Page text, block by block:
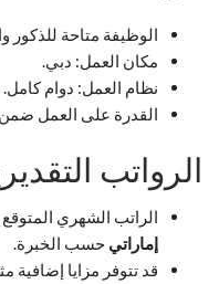
الوظيفة متاحة للذكور
مكان العمل: دبي.
نظام العمل: دوام كامل.
القدرة على العمل
الرواتب
الراتب الشهري المتوقع
إماراتي حسب الخبرة.
قد تتوفر مزايا إضافية